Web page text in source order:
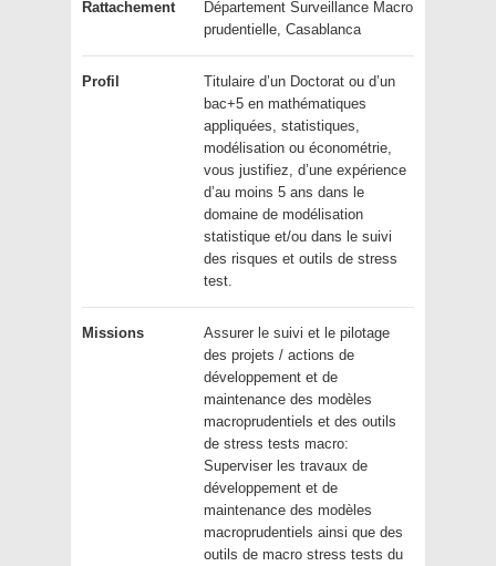
Rattachement
Département Surveillance Macro
prudentielle, Casablanca
Profil
Titulaire d’un Doctorat ou d’un
bac+5 en mathématiques
appliquées, statistiques,
modélisation ou économétrie,
vous justifiez, d’une expérience
d’au moins 5 ans dans le
domaine de modélisation
statistique et/ou dans le suivi
des risques et outils de stress
test.
Missions
Assurer le suivi et le pilotage
des projets / actions de
développement et de
maintenance des modèles
macroprudentiels et des outils
de stress tests macro:
Superviser les travaux de
développement et de
maintenance des modèles
macroprudentiels ainsi que des
outils de macro stress tests du